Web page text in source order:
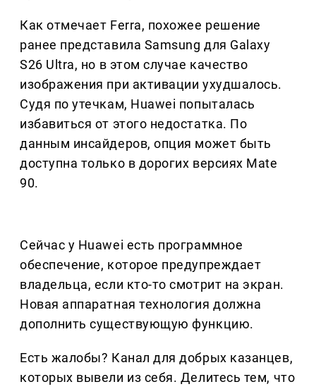
Как отмечает Ferra, похожее решение
ранее представила Samsung для Galaxy
S26 Ultra, но в этом случае качество
изображения при активации ухудшалось.
Судя по утечкам, Huawei попыталась
избавиться от этого недостатка. По
данным инсайдеров, опция может быть
доступна только в дорогих версиях Mate
90.
Сейчас у Huawei есть программное
обеспечение, которое предупреждает
владельца, если кто-то смотрит на экран.
Новая аппаратная технология должна
дополнить существующую функцию.
Есть жалобы? Канал для добрых казанцев,
которых вывели из себя. Делитеcь тем, что